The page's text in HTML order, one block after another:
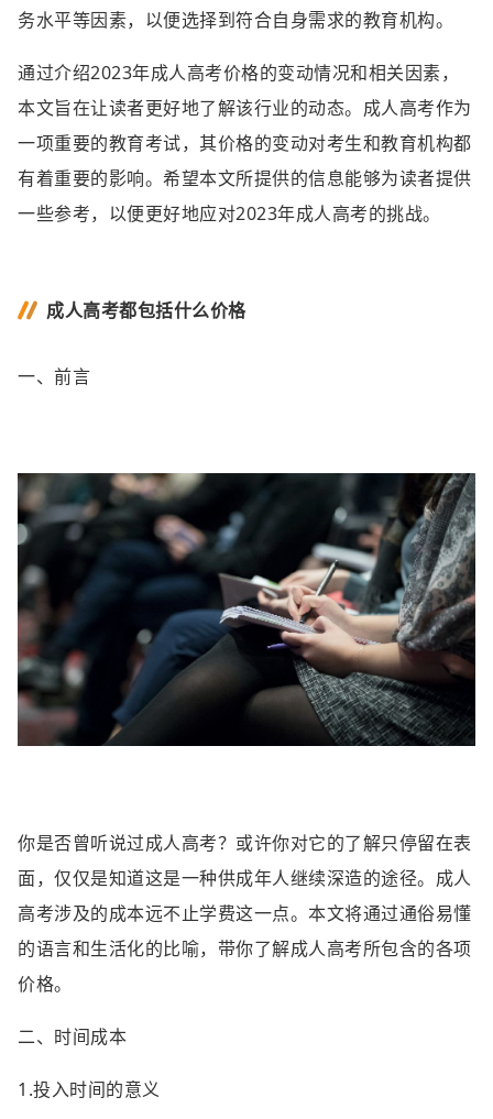
务水平等因素，以便选择到符合自身需求的教育机构。
通过介绍2023年成人高考价格的变动情况和相关因素，
本文旨在让读者更好地了解该行业的动态。成人高考作为
一项重要的教育考试，其价格的变动对考生和教育机构都
有着重要的影响。希望本文所提供的信息能够为读者提供
一些参考，以便更好地应对2023年成人高考的挑战。
成人高考都包括什么价格
一、前言
你是否曾听说过成人高考？或许你对它的了解只停留在表
面，仅仅是知道这是一种供成年人继续深造的途径。成人
高考涉及的成本远不止学费这一点。本文将通过通俗易懂
的语言和生活化的比喻，带你了解成人高考所包含的各项
价格。
二、时间成本
1.投入时间的意义